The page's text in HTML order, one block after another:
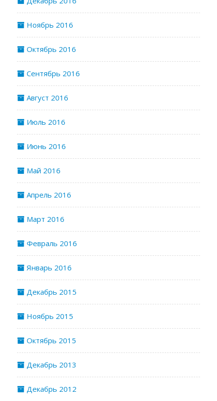
Ноябрь 2016
Октябрь 2016
Сентябрь 2016
Август 2016
Июль 2016
Июнь 2016
Май 2016
Апрель 2016
Март 2016
Февраль 2016
Январь 2016
Декабрь 2015
Ноябрь 2015
Октябрь 2015
Декабрь 2013
Декабрь 2012